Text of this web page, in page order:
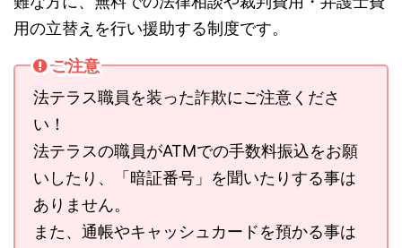
用の立替えを行い援助する制度です。
ご注意
法テラス職員を装った詐欺にご注意くださ
い！
法テラスの職員がATMでの手数料振込をお願
いしたり、「暗証番号」を聞いたりする事は
ありません。
また、通帳やキャッシュカードを預かる事は